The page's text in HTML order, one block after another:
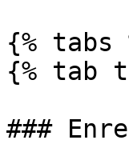
{% tabs
{% tab
###